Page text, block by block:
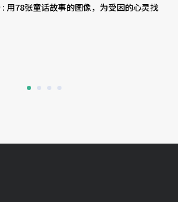
用78张童话故事的图像，为受困的心灵找